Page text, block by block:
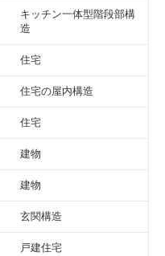
キッチン一体型階段部構
造
住宅
住宅の屋内構造
住宅
建物
建物
玄関構造
戸建住宅